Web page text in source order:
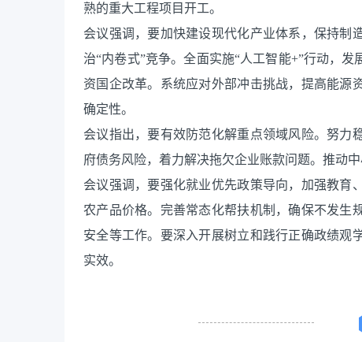
熟的重大工程项目开工。
会议强调，要加快建设现代化产业体系，保持制
治“内卷式”竞争。全面实施“人工智能+”行动，
资国企改革。系统应对外部冲击挑战，提高能源
确定性。
会议指出，要有效防范化解重点领域风险。努力
府债务风险，着力解决拖欠企业账款问题。推动
会议强调，要强化就业优先政策导向，加强教育
农产品价格。完善常态化帮扶机制，确保不发生
安全等工作。要深入开展树立和践行正确政绩观
实效。